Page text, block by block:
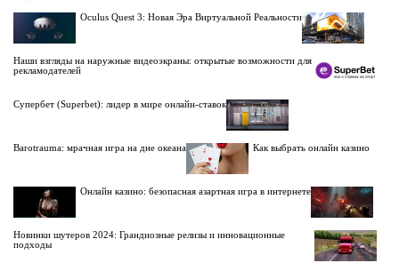
Oculus Quest 3: Новая Эра Виртуальной Реальности
Наши взгляды на наружные видеоэкраны: открытые возможности для
рекламодателей
Супербет (Superbet): лидер в мире онлайн-ставок
Barotrauma: мрачная игра на дне океана Как выбрать онлайн казино
Онлайн казино: безопасная азартная игра в интернете
Новинки шутеров 2024: Грандиозные релизы и инновационные
подходы